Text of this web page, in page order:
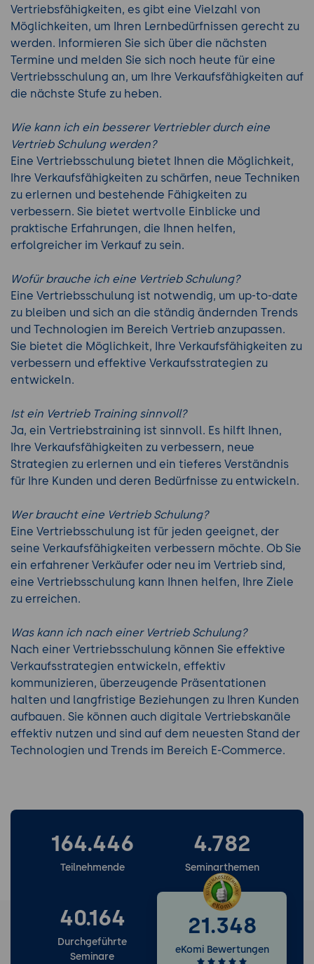
Vertriebsfähigkeiten, es gibt eine Vielzahl von
Möglichkeiten, um Ihren Lernbedürfnissen gerecht zu
werden. Informieren Sie sich über die nächsten
Termine und melden Sie sich noch heute für eine
Vertriebsschulung an, um Ihre Verkaufsfähigkeiten auf
die nächste Stufe zu heben.
Wie kann ich ein besserer Vertriebler durch eine
Vertrieb Schulung werden?
Eine Vertriebsschulung bietet Ihnen die Möglichkeit,
Ihre Verkaufsfähigkeiten zu schärfen, neue Techniken
zu erlernen und bestehende Fähigkeiten zu
verbessern. Sie bietet wertvolle Einblicke und
praktische Erfahrungen, die Ihnen helfen,
erfolgreicher im Verkauf zu sein.
Wofür brauche ich eine Vertrieb Schulung?
Eine Vertriebsschulung ist notwendig, um up-to-date
zu bleiben und sich an die ständig ändernden Trends
und Technologien im Bereich Vertrieb anzupassen.
Sie bietet die Möglichkeit, Ihre Verkaufsfähigkeiten zu
verbessern und effektive Verkaufsstrategien zu
entwickeln.
Ist ein Vertrieb Training sinnvoll?
Ja, ein Vertriebstraining ist sinnvoll. Es hilft Ihnen,
Ihre Verkaufsfähigkeiten zu verbessern, neue
Strategien zu erlernen und ein tieferes Verständnis
für Ihre Kunden und deren Bedürfnisse zu entwickeln.
Wer braucht eine Vertrieb Schulung?
Eine Vertriebsschulung ist für jeden geeignet, der
seine Verkaufsfähigkeiten verbessern möchte. Ob Sie
ein erfahrener Verkäufer oder neu im Vertrieb sind,
eine Vertriebsschulung kann Ihnen helfen, Ihre Ziele
zu erreichen.
Was kann ich nach einer Vertrieb Schulung?
Nach einer Vertriebsschulung können Sie effektive
Verkaufsstrategien entwickeln, effektiv
kommunizieren, überzeugende Präsentationen
halten und langfristige Beziehungen zu Ihren Kunden
aufbauen. Sie können auch digitale Vertriebskanäle
effektiv nutzen und sind auf dem neuesten Stand der
Technologien und Trends im Bereich E-Commerce.
164.446
Teilnehmende
4.782
Seminarthemen
40.164
Durchgeführte
Seminare
21.348
eKomi Bewertungen